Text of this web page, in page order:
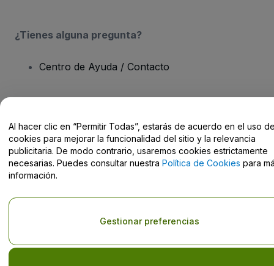
¿Tienes alguna pregunta?
Centro de Ayuda / Contacto
Derechos reservados © viagogo Entertainment Inc 2026 Datos de
la Empresa
El uso de este sitio web constituye la aceptación de losTérminos y
Condiciones, de laPolítica de Privacidad, de laPolítica de Cookies
y de laPolítica de Privacidad para Móviles
privacidad
Al hacer clic en “Permitir Todas”, estarás de acuerdo en el uso
cookies para mejorar la funcionalidad del sitio y la relevancia
publicitaria. De modo contrario, usaremos cookies estrictamente
necesarias. Puedes consultar nuestra Política de Cookies para
información.
Gestionar preferencias